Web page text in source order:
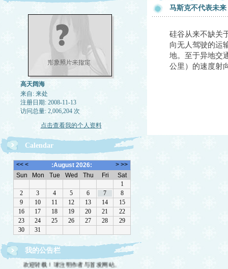
高天阔海
来自: 来处
注册日期: 2008-11-13
访问总量: 2,006,204 次
点击查看我的个人资料
Calendar
我的公告栏
欢迎转载！请注明作者与首发网站。
马斯克不代表未来
硅谷从来不缺关
向无人驾驶的运
地。至于异地交
公里）的速度射